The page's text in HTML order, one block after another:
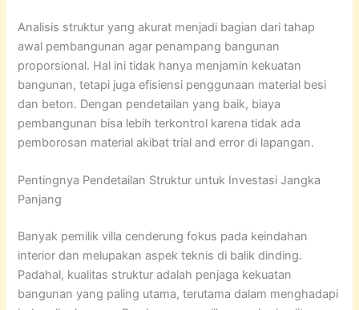
Analisis struktur yang akurat menjadi bagian dari tahap
awal pembangunan agar penampang bangunan
proporsional. Hal ini tidak hanya menjamin kekuatan
bangunan, tetapi juga efisiensi penggunaan material besi
dan beton. Dengan pendetailan yang baik, biaya
pembangunan bisa lebih terkontrol karena tidak ada
pemborosan material akibat trial and error di lapangan.
Pentingnya Pendetailan Struktur untuk Investasi Jangka
Panjang
Banyak pemilik villa cenderung fokus pada keindahan
interior dan melupakan aspek teknis di balik dinding.
Padahal, kualitas struktur adalah penjaga kekuatan
bangunan yang paling utama, terutama dalam menghadapi